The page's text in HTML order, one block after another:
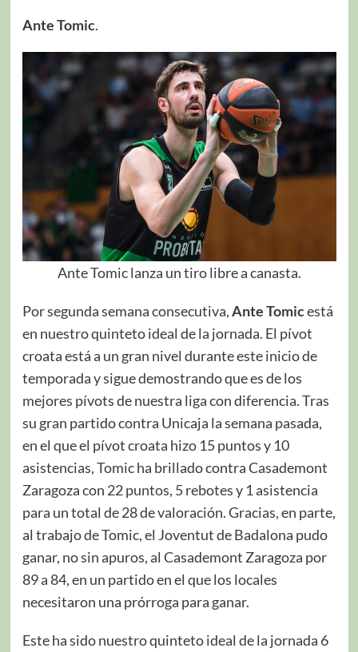
Ante Tomic.
Ante Tomic lanza un tiro libre a canasta.
Por segunda semana consecutiva,Ante Tomicestá
en nuestro quinteto ideal de la jornada. El pívot
croata está a un gran nivel durante este inicio de
temporada y sigue demostrando que es de los
mejores pívots de nuestra liga con diferencia. Tras
su gran partido contra Unicaja la semana pasada,
en el que el pívot croata hizo 15 puntos y 10
asistencias, Tomic ha brillado contra Casademont
Zaragoza con 22 puntos, 5 rebotes y 1 asistencia
para un total de 28 de valoración. Gracias, en parte,
al trabajo de Tomic, el Joventut de Badalona pudo
ganar, no sin apuros, al Casademont Zaragoza por
89 a 84, en un partido en el que los locales
necesitaron una prórroga para ganar.
Este ha sido nuestro quinteto ideal de la jornada 6